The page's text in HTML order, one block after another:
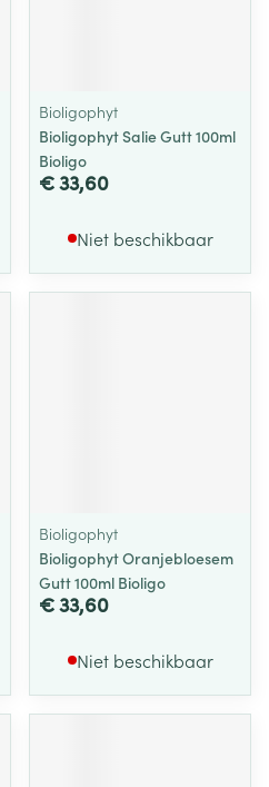
Bioligophyt
Bioligophyt Salie Gutt 100ml
Bioligo
€ 33,60
Niet beschikbaar
Bioligophyt
Bioligophyt Oranjebloesem
Gutt 100ml Bioligo
€ 33,60
Niet beschikbaar